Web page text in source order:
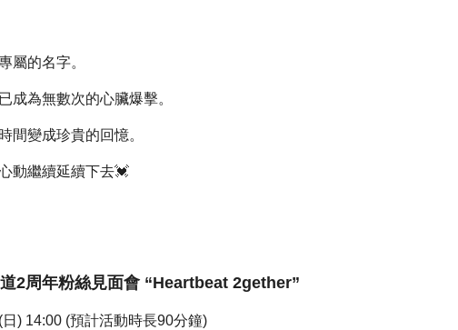
屬的名字。
成為無數次的心臟爆擊。
間變成珍貴的回憶。
動繼續延續下去💓
2周年粉絲見面會 “Heartbeat 2gether”
) 14:00 (預計活動時長90分鐘)